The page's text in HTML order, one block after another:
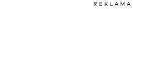
REKLAMA